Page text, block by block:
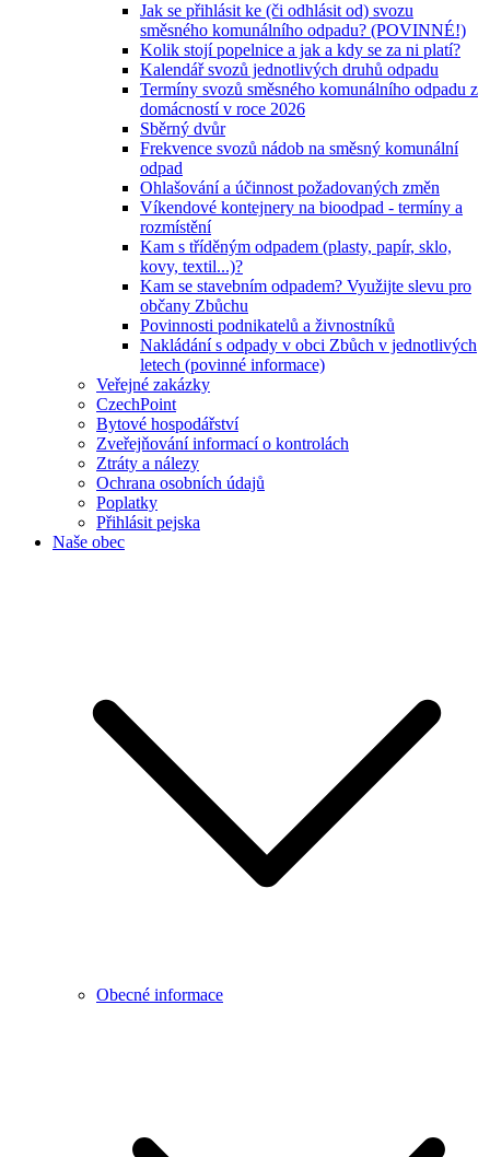
Jak se přihlásit ke (či odhlásit od) svozu
směsného komunálního odpadu? (POVINNÉ!)
Kolik stojí popelnice a jak a kdy se za ni platí?
Kalendář svozů jednotlivých druhů odpadu
Termíny svozů směsného komunálního odpadu z
domácností v roce 2026
Sběrný dvůr
Frekvence svozů nádob na směsný komunální
odpad
Ohlašování a účinnost požadovaných změn
Víkendové kontejnery na bioodpad - termíny a
rozmístění
Kam s tříděným odpadem (plasty, papír, sklo,
kovy, textil...)?
Kam se stavebním odpadem? Využijte slevu pro
občany Zbůchu
Povinnosti podnikatelů a živnostníků
Nakládání s odpady v obci Zbůch v jednotlivých
letech (povinné informace)
Veřejné zakázky
CzechPoint
Bytové hospodářství
Zveřejňování informací o kontrolách
Ztráty a nálezy
Ochrana osobních údajů
Poplatky
Přihlásit pejska
Naše obec
Obecné informace